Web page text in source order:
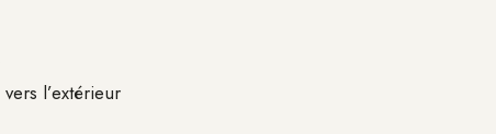
l’extérieur